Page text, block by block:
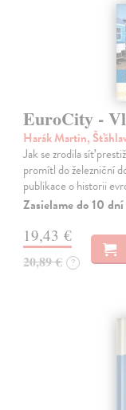
EuroCity -
Harák Martin,
Jak se zrodila síť
promítl do železniční
publikace o historii
Zasielame do 10 dní
19,43 €
20,89 € ?